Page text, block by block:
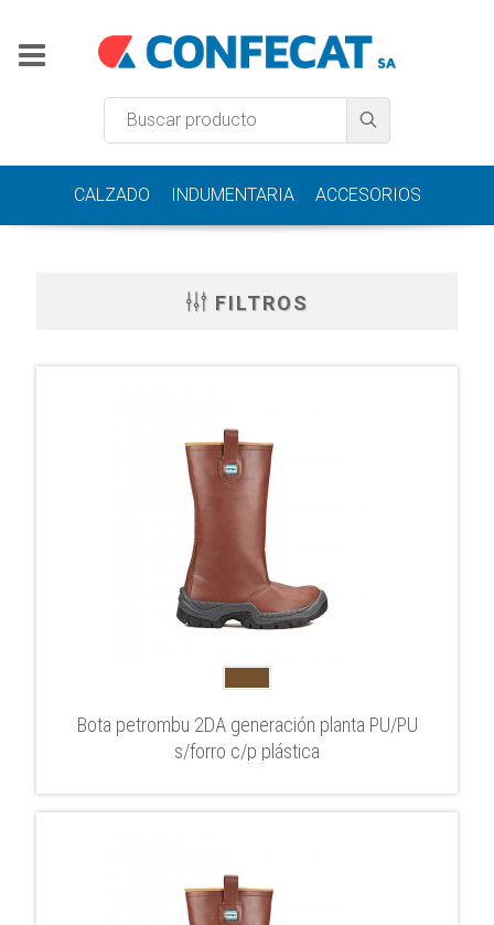
CALZADO INDUMENTARIA ACCESORIOS
FILTROS
Bota petrombu 2DA generación planta PU/PU
s/forro c/p plástica